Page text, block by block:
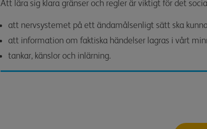
Att lära sig klara gränser och regler är viktigt för det
att nervsystemet på ett ändamålsenligt sätt ska
att information om faktiska händelser lagras i vårt
tankar, känslor och inlärning.